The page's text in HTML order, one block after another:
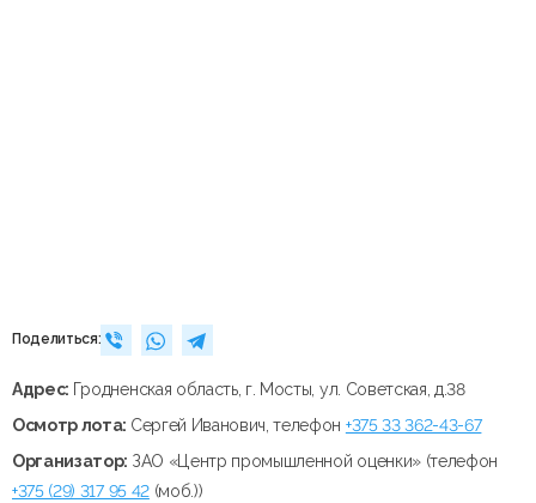
Поделиться:
Адрес: Гродненская область, г. Мосты, ул. Советская, д.38
Осмотр лота: Сергей Иванович, телефон +375 33 362-43-67
Организатор: ЗАО «Центр промышленной оценки» (телефон
+375 (29) 317 95 42(моб.))